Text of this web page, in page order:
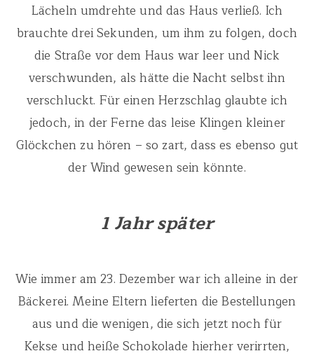
Lächeln umdrehte und das Haus verließ. Ich
brauchte drei Sekunden, um ihm zu folgen, doch
die Straße vor dem Haus war leer und Nick
verschwunden, als hätte die Nacht selbst ihn
verschluckt. Für einen Herzschlag glaubte ich
jedoch, in der Ferne das leise Klingen kleiner
Glöckchen zu hören – so zart, dass es ebenso gut
der Wind gewesen sein könnte.
1 Jahr später
Wie immer am 23. Dezember war ich alleine in der
Bäckerei. Meine Eltern lieferten die Bestellungen
aus und die wenigen, die sich jetzt noch für
Kekse und heiße Schokolade hierher verirrten,